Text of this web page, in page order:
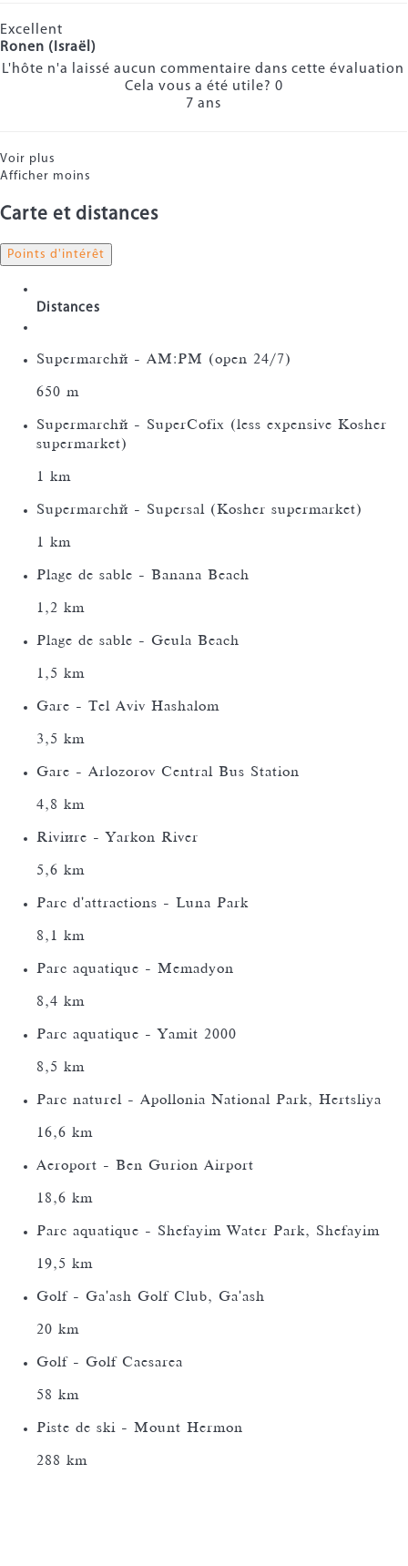
Excellent
Ronen (Israël)
L'hôte n'a laissé aucun commentaire dans cette évaluation
Cela vous a été utile? 0
7 ans
Voir plus
Afficher moins
Carte et distances
Points d'intérêt
Distances
Supermarché - AM:PM (open 24/7)
650 m
Supermarché - SuperCofix (less expensive Kosher
supermarket)
1 km
Supermarché - Supersal (Kosher supermarket)
1 km
Plage de sable - Banana Beach
1,2 km
Plage de sable - Geula Beach
1,5 km
Gare - Tel Aviv Hashalom
3,5 km
Gare - Arlozorov Central Bus Station
4,8 km
Rivière - Yarkon River
5,6 km
Parc d'attractions - Luna Park
8,1 km
Parc aquatique - Memadyon
8,4 km
Parc aquatique - Yamit 2000
8,5 km
Parc naturel - Apollonia National Park, Hertsliya
16,6 km
Aeroport - Ben Gurion Airport
18,6 km
Parc aquatique - Shefayim Water Park, Shefayim
19,5 km
Golf - Ga'ash Golf Club, Ga'ash
20 km
Golf - Golf Caesarea
58 km
Piste de ski - Mount Hermon
288 km